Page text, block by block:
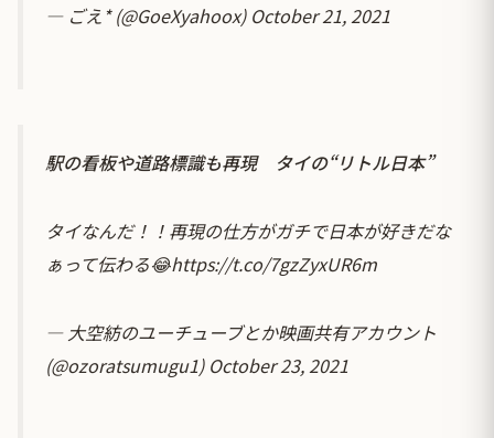
— ごえ* (@GoeXyahoox) October 21, 2021
駅の看板や道路標識も再現 タイの“リトル日本”
タイなんだ！！再現の仕方がガチで日本が好きだな
ぁって伝わる😂https://t.co/7gzZyxUR6m
— 大空紡のユーチューブとか映画共有アカウント
(@ozoratsumugu1) October 23, 2021